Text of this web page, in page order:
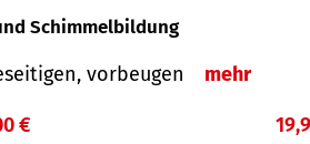
Schimmelbildung
vorbeugen mehr
€